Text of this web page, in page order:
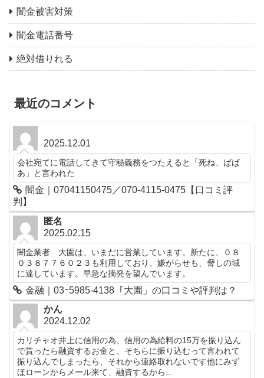
闇金被害対策
闇金電話番号
絶対借りれる
最近のコメント
2025.12.01
会社宛てに電話してきて守秘義務をつたえると「死ね、ばば
あ」と言われた
闇金｜07041150475／070-4115-0475【口コミ評
判】
匿名
2025.02.15
闇金業者 大園は、いまだに営業しています。新たに、０８
０３８７７６０２３も利用しており、嫌がらせも、脅しの域
に達しています。早急な摘発を望んでいます。
金融｜03ｰ5985-4138「大園」の口コミや評判は？
かん
2024.12.02
カリチャオ井上に信用の為、信用の為給料の15万を振り込ん
で貰ったら融資するお金と、そちらに振り込むって言われて
振り込んでしまったら、それから連絡取れないです他にみず
ほローンからメール来て、融資するから...